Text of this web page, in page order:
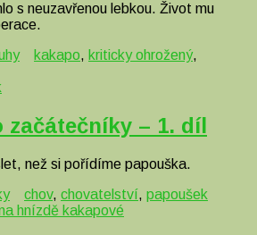
s neuzavřenou lebkou. Život mu
kakapo, kriticky ohrožený,
začátečníky – 1. díl
než si pořídíme papouška.
chov, chovatelství, papoušek